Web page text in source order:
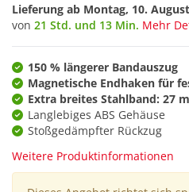
Lieferung ab Montag, 10. August
von 21 Std. und 13 Min. Mehr
150 % längerer Bandauszug
Magnetische Endhaken für
Extra breites Stahlband: 27
Langlebiges ABS Gehäuse
Stoßgedämpfter Rückzug
Weitere Produktinformationen